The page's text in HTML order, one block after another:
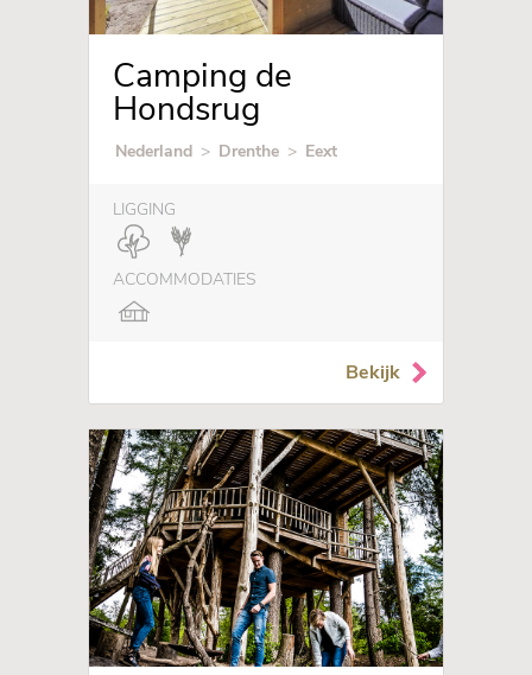
Camping de
Hondsrug
Nederland > Drenthe > Eext
LIGGING
ACCOMMODATIES
Bekijk